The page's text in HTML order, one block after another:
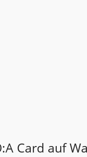
Card auf